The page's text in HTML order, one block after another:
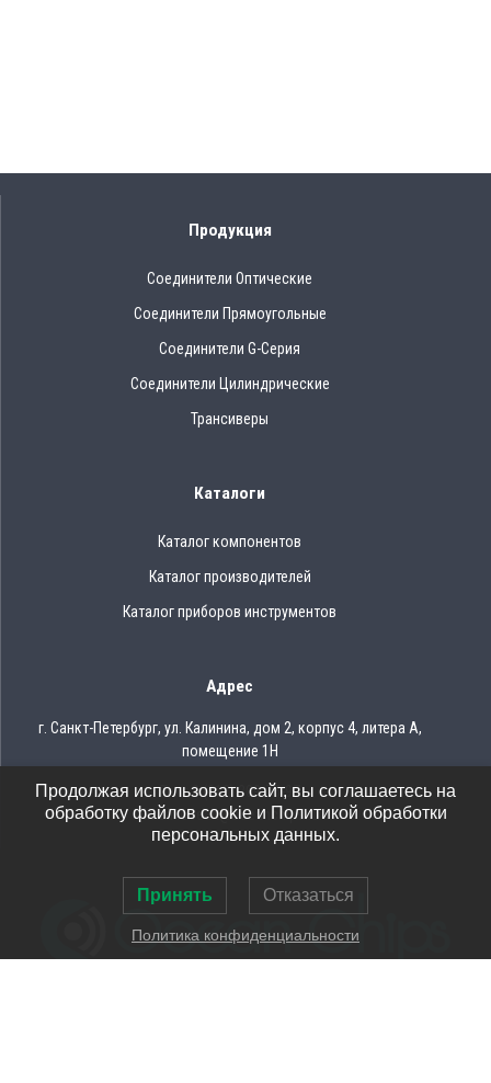
Продукция
Соединители Оптические
Соединители Прямоугольные
Соединители G-Серия
Соединители Цилиндрические
Трансиверы
Каталоги
Каталог компонентов
Каталог производителей
Каталог приборов инструментов
Адрес
г. Санкт-Петербург, ул. Калинина, дом 2, корпус 4, литера А,
помещение 1Н
Тел.: 8 (812) 309-75-97
Email: ocean@oceanchips.ru
Продолжая использовать сайт, вы соглашаетесь на
обработку файлов cookie и Политикой обработки
персональных данных.
Принять Отказаться
Политика конфиденциальности